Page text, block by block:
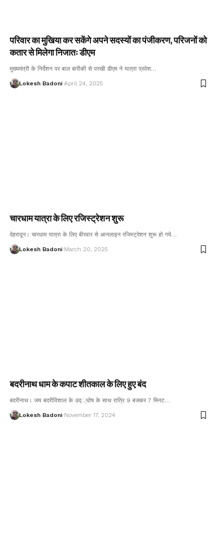
परिवार का मुखिया कर सकेंगे अपने सदस्यों का पंजीकरण, परिजनों को
कतार से मिलेगा निजातः डीएम
मुख्यमंत्री के निर्देशन पर बाल बारीकी से परखी डीएम ने यात्रा प्रवेश…
Lokesh Badoni April 24, 2025
चारधाम यात्रा के लिए रजिस्ट्रेशन शुरू
देहरादून। चारधाम यात्रा के लिए बीरवार से आनलाइन रजिस्ट्रेशन शुरू हो गये…
Lokesh Badoni March 20, 2025
बदरीनाथ धाम के कपाट शीतकाल के लिए हुए बंद
बदरीनाथ। जय बदरीविशाल के उद््घोष के साथ रात्रि 9 बजकर 7 मिनट…
Lokesh Badoni November 17, 2024